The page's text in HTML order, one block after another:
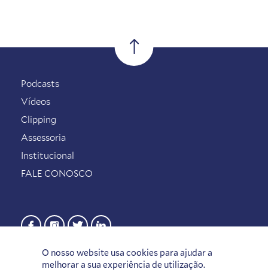
O nosso website usa cookies para ajudar a
melhorar a sua experiência de utilização.
Podcasts
Vídeos
Clipping
Assessoria
Institucional
FALE CONOSCO